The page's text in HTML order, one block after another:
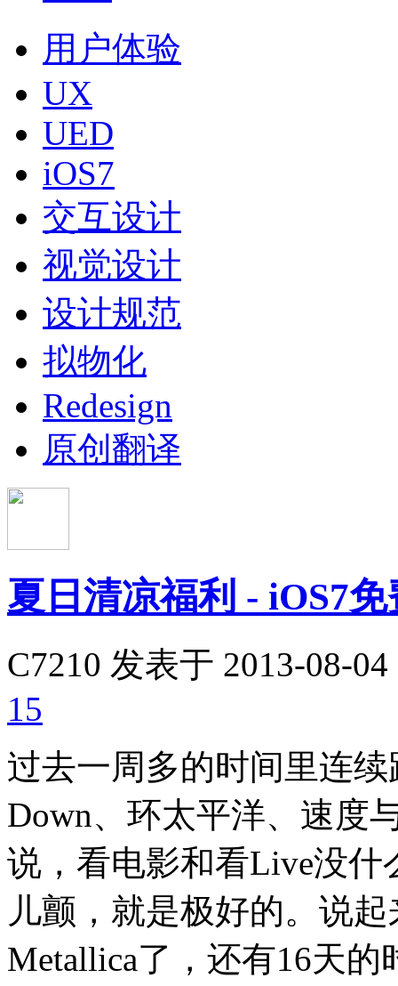
用户体验
UX
UED
iOS7
交互设计
视觉设计
设计规范
拟物化
Redesign
原创翻译
夏日清凉福利 - iOS7
C7210 发表于 2013-08-04
15
过去一周多的时间里连续
Down、环太平洋、速度
说，看电影和看Live没
儿颤，就是极好的。说
Metallica了，还有16天